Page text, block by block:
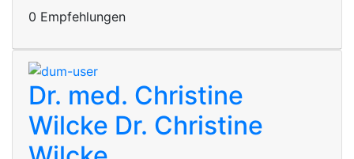
0 Empfehlungen
Dr. med. Christine
Wilcke Dr. Christine